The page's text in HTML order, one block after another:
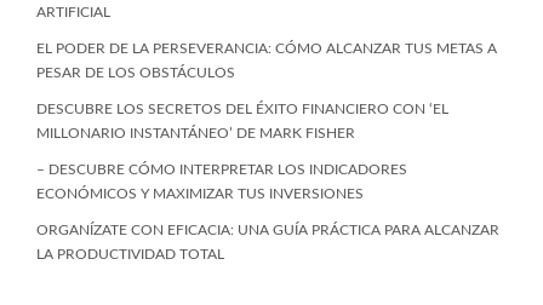
ARTIFICIAL
EL PODER DE LA PERSEVERANCIA: CÓMO ALCANZAR TUS METAS A
PESAR DE LOS OBSTÁCULOS
DESCUBRE LOS SECRETOS DEL ÉXITO FINANCIERO CON ‘EL
MILLONARIO INSTANTÁNEO’ DE MARK FISHER
– DESCUBRE CÓMO INTERPRETAR LOS INDICADORES
ECONÓMICOS Y MAXIMIZAR TUS INVERSIONES
ORGANÍZATE CON EFICACIA: UNA GUÍA PRÁCTICA PARA ALCANZAR
LA PRODUCTIVIDAD TOTAL